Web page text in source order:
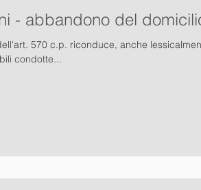
- abbandono del
570 c.p. riconduce, anche
condotte...